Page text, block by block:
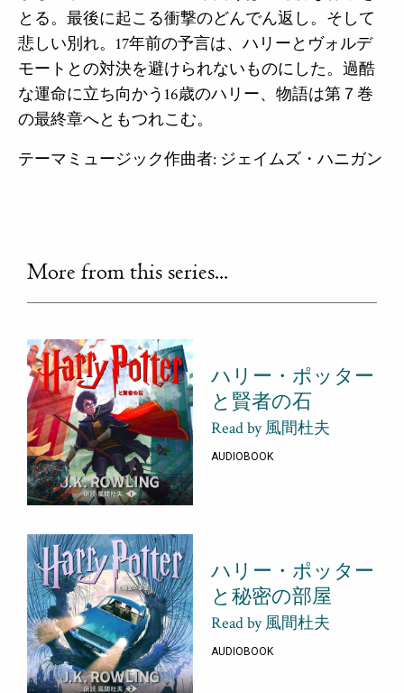
とる。最後に起こる衝撃のどんでん返し。そして
悲しい別れ。17年前の予言は、ハリーとヴォルデ
モートとの対決を避けられないものにした。過酷
な運命に立ち向かう16歳のハリー、物語は第７巻
の最終章へともつれこむ。
テーマミュージック作曲者: ジェイムズ・ハニガン
More from this series...
ハリー・ポッター
と賢者の石
Read by 風間杜夫
AUDIOBOOK
ハリー・ポッター
と秘密の部屋
Read by 風間杜夫
AUDIOBOOK